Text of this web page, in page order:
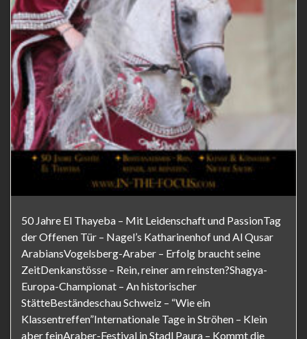
50 Jahre El Thayeba – Mit Leidenschaft und PassionTag
der Offenen Tür – Nagel’s Katharinenhof und Al Qusar
ArabiansVogelsberg-Araber – Erfolg braucht seine
ZeitDenkanstösse – Rein, reiner am reinsten?Shagya-
Europa-Championat – An historischer
StätteBeständeschau Schweiz – “Wie ein
Klassentreffen”Internationale Tage in Ströhen – Klein
aber feinAraber-Festival in Stadl Paura – Kommt die